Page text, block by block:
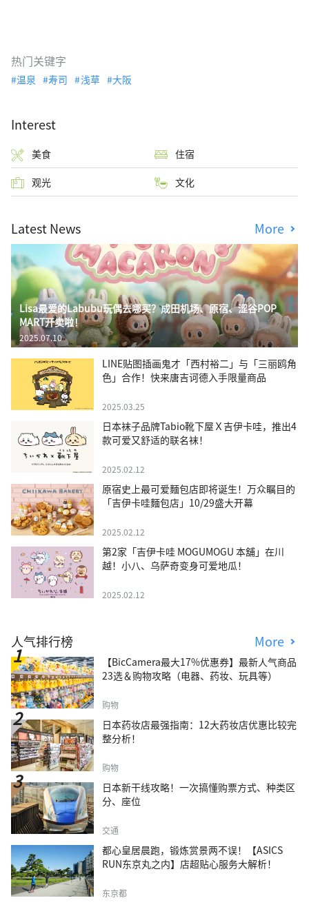
热门关键字
温泉 寿司 浅草 大阪
Interest
美食 住宿
观光 文化
Latest News More
Lisa最爱的Labubu玩偶去哪买？成田机场、原宿、涩谷POP
MART开卖啦！
2025.07.10
LINE贴图插画鬼才「西村裕二」与「三丽鸥角
色」合作！快来唐吉诃德入手限量商品
2025.03.25
日本袜子品牌Tabio靴下屋Ｘ吉伊卡哇，推出4
款可爱又舒适的联名袜！
2025.02.12
原宿史上最可爱麵包店即将诞生！万众瞩目的
「吉伊卡哇麵包店」10/29盛大开幕
2025.02.12
第2家「吉伊卡哇 MOGUMOGU 本舖」在川
越！小八、乌萨奇变身可爱地瓜！
2025.02.12
人气排行榜 More
【BicCamera最大17%优惠券】最新人气商品
23选＆购物攻略（电器、药妆、玩具等）
购物
日本药妆店最强指南：12大药妆店优惠比较完
整分析！
购物
日本新干线攻略！一次搞懂购票方式、种类区
分、座位
交通
都心皇居晨跑，锻炼赏景两不误！【ASICS
RUN东京丸之内】店超贴心服务大解析！
东京都